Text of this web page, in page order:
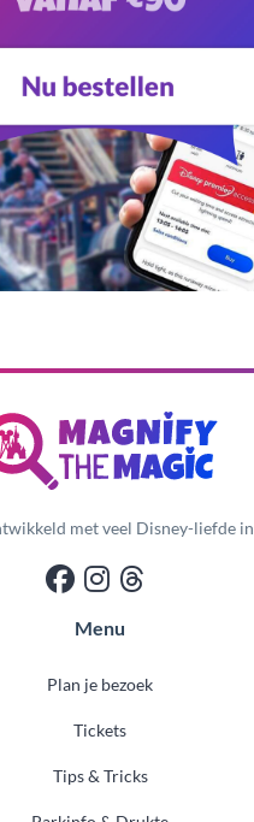
met veel Disney-liefde in
Menu
Plan je bezoek
Tickets
Tips & Tricks